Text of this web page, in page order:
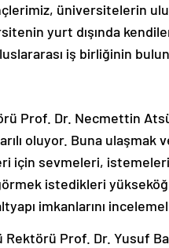
üniversitelerin
yurt dışında
iş birliğinin
Prof. Dr. Necmettin
oluyor. Buna
için sevmeleri,
istedikleri
imkanlarını
Prof. Dr. Yusuf